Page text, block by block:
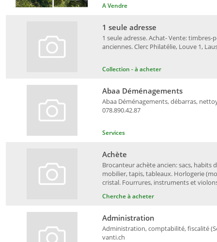
A Vendre
Collection - à acheter
1 seule adresse. Achat- Vente:
anciennes. Clerc Philatélie, Louve 1,
1 seule adresse
Services
Abaa Déménagements, débarras,
078.890.42.87
Abaa Déménagements
Cherche à acheter
Brocanteur achète ancien: sacs, habits
mobilier, tapis, tableaux. Horlogerie
cristal. Fourrures, instruments et
Achète
Administration, comptabilité, fiscalité
vanti.ch
Administration